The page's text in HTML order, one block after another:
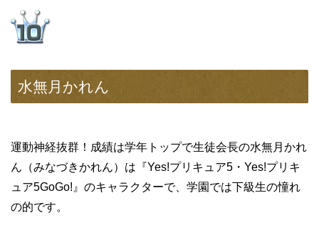
水無月かれん
運動神経抜群！成績は学年トップで生徒会長の水無月かれ
ん（みなづきかれん）は『Yes!プリキュア5・Yes!プリキ
ュア5GoGo!』のキャラクターで、学園では下級生の憧れ
の的です。